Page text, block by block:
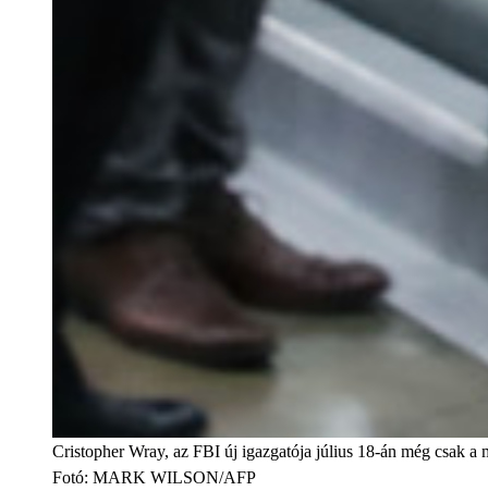
Cristopher Wray, az FBI új igazgatója július 18-án még csak a
Fotó: MARK WILSON/AFP